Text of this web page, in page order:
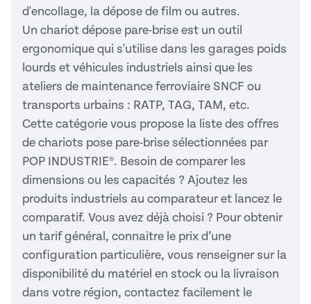
d'encollage, la dépose de film ou autres.
Un chariot dépose pare-brise est un outil
ergonomique qui s'utilise dans les garages poids
lourds et véhicules industriels ainsi que les
ateliers de maintenance ferroviaire SNCF ou
transports urbains : RATP, TAG, TAM, etc.
Cette catégorie vous propose la liste des offres
de chariots pose pare-brise sélectionnées par
POP INDUSTRIE®. Besoin de comparer les
dimensions ou les capacités ? Ajoutez les
produits industriels au comparateur et lancez le
comparatif. Vous avez déjà choisi ? Pour obtenir
un tarif général, connaitre le prix d’une
configuration particulière, vous renseigner sur la
disponibilité du matériel en stock ou la livraison
dans votre région, contactez facilement le